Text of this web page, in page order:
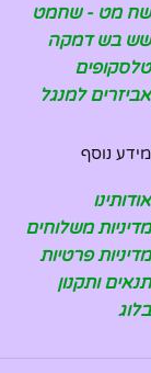
שח מט - שחמט
שש בש דמקה
טלסקופים
אביזרים למנגל
מידע נוסף
אודותינו
מדיניות משלוחים
מדיניות פרטיות
תנאים ותקנון
בלוג